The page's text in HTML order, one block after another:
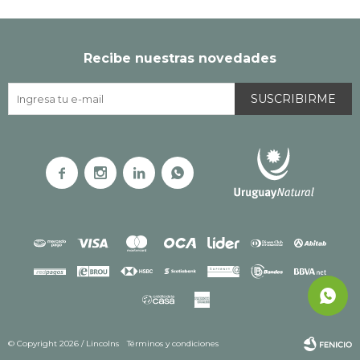
Recibe nuestras novedades
SUSCRIBIRME
   
© Copyright 2026 / Lincolns Términos y condiciones